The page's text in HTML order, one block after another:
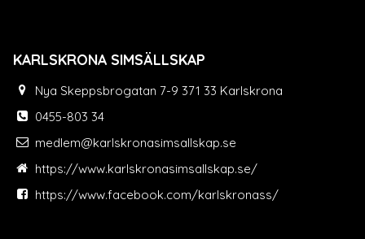
KARLSKRONA SIMSÄLLSKAP
Nya Skeppsbrogatan 7-9 371 33 Karlskrona
0455-803 34
medlem@karlskronasimsallskap.se
https://www.karlskronasimsallskap.se/
https://www.facebook.com/karlskronass/